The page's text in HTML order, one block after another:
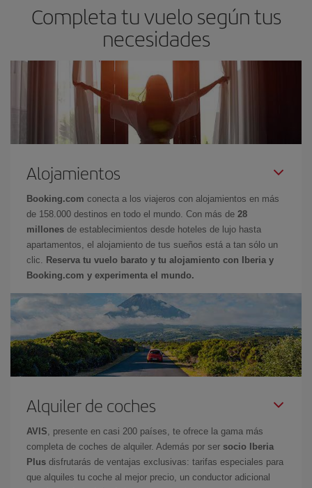
Completa tu vuelo según tus
necesidades
Alojamientos
Booking.com conecta a los viajeros con alojamientos en más
de 158.000 destinos en todo el mundo. Con más de 28
millones de establecimientos desde hoteles de lujo hasta
apartamentos, el alojamiento de tus sueños está a tan sólo un
clic.
Reserva tu vuelo barato y tu alojamiento con Iberia y
Booking.com y experimenta el mundo.
Alquiler de coches
AVIS , presente en casi 200 países, te ofrece la gama más
completa de coches de alquiler. Además por ser socio Iberia
Plus disfrutarás de ventajas exclusivas: tarifas especiales para
que alquiles tu coche al mejor precio, un conductor adicional